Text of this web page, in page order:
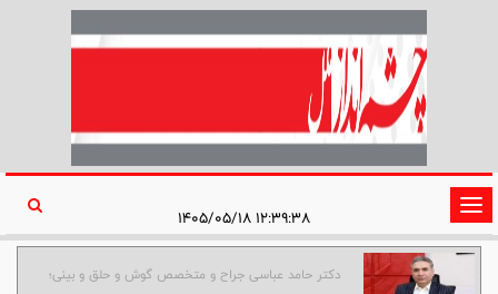
تغییر
وضعیت
ناوبری
دکتر حامد عباسی جراح و متخصص گوش و حلق و بینی؛